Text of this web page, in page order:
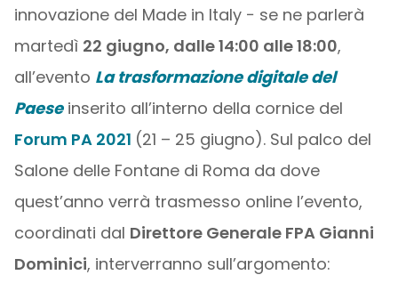
innovazione del Made in Italy − se ne parlerà
martedì 22 giugno, dalle 14:00 alle 18:00,
all’evento La trasformazione digitale del
Paeseinserito all’interno della cornice del
Forum PA 2021 (21 – 25 giugno). Sul palco del
Salone delle Fontane di Roma da dove
quest’anno verrà trasmesso online l’evento,
coordinati dal Direttore Generale FPA Gianni
Dominici, interverranno sull’argomento: